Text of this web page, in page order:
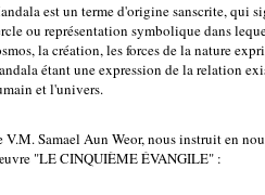
est un terme d'origine sanscrite, qui
ou représentation symbolique dans
la création, les forces de la nature
étant une expression de la relation
et l'univers.
V.M. Samael Aun Weor, nous instruit en
"LE CINQUIÈME ÉVANGILE" :